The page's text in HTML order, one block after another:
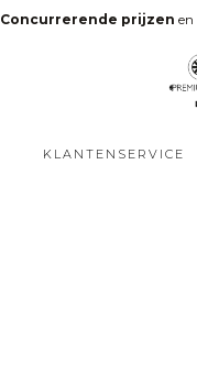
Concurrerende prijzen en
KLANTENSERVICE